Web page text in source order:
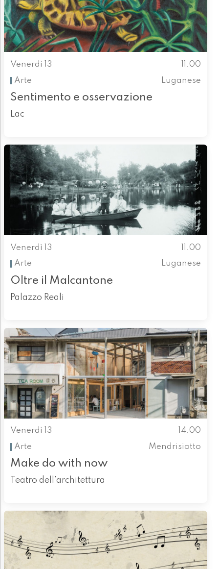
Venerdì 13
11.00
Arte
Luganese
Sentimento e osservazione
Lac
Venerdì 13
11.00
Arte
Luganese
Oltre il Malcantone
Palazzo Reali
Venerdì 13
14.00
Arte
Mendrisiotto
Make do with now
Teatro dell'architettura